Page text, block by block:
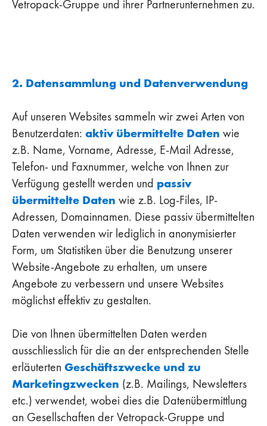
Vetropack-Gruppe und ihrer Partnerunternehmen zu.
2. Datensammlung und Datenverwendung
Auf unseren Websites sammeln wir zwei Arten von
Benutzerdaten: aktiv übermittelte Daten wie
z.B. Name, Vorname, Adresse, E-Mail Adresse,
Telefon- und Faxnummer, welche von Ihnen zur
Verfügung gestellt werden und passiv
übermittelte Daten wie z.B. Log-Files, IP-
Adressen, Domainnamen. Diese passiv übermittelten
Daten verwenden wir lediglich in anonymisierter
Form, um Statistiken über die Benutzung unserer
Website-Angebote zu erhalten, um unsere
Angebote zu verbessern und unsere Websites
möglichst effektiv zu gestalten.
Die von Ihnen übermittelten Daten werden
ausschliesslich für die an der entsprechenden Stelle
erläuterten Geschäftszwecke und zu
Marketingzwecken (z.B. Mailings, Newsletters
etc.) verwendet, wobei dies die Datenübermittlung
an Gesellschaften der Vetropack-Gruppe und